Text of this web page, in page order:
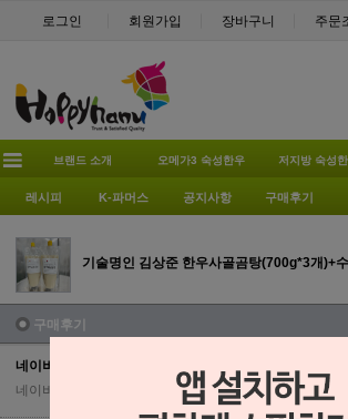
로그인 회원가입 장바구니 주문
브랜드 소개 오메가3 숙성한우 저지방 숙성
레시피 K-파머스 공지사항 구매후기
기술명인 김상준 한우사골곰탕(700g*3개)+
구매후기
네이버페이에서 작성된 후기입니다.
네이버 페이
| 2024-02-26 | 조회수 1352